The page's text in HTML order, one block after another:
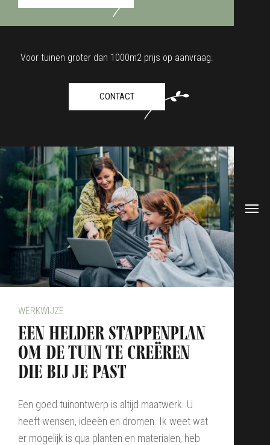
Voor tuinen groter dan 1000m2 prijs op aanvraag.
CONTACT
WERKWIJZE
Een helder stappenplan
om de tuin te creëren
die bij je past
Een goed tuinontwerp is altijd maatwerk. U
heeft wensen, ideeën en dromen. Ik weet wat
er mogelijk is qua planten en materialen, heb